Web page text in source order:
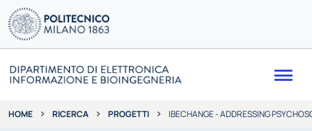
HOME RICERCA PROGETTI IBECHANGE - ADDRESSING